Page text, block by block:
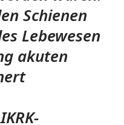
Schienen
Lebewesen
akuten